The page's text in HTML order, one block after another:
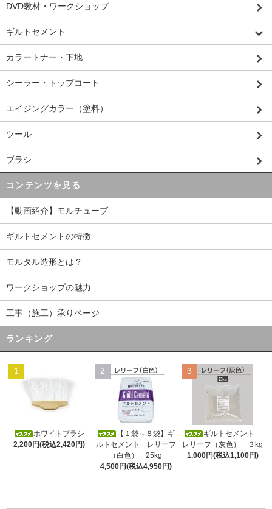
DVD教材・ワークショップ
ギルトセメント
カラートナー・下地
シーラー・トップコート
エイジングカラー（塗料）
ツール
ブラシ
コンテンツを見る
【動画紹介】モルチューブ
ギルトセメントの特徴
モルタル造形とは？
ワークショップの魅力
工事（施工）承りページ
ランキング
1
ホワイトブラシ
2,200円(税込2,420円)
2
【１袋～８袋】ギ
ルトセメント レリーフ
（白色） 25kg
4,500円(税込4,950円)
3
ギルトセメント
レリーフ（灰色） ３kg
1,000円(税込1,100円)